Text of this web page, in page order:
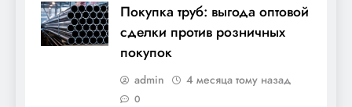
Покупка труб: выгода оптовой
сделки против розничных
покупок
admin 4 месяца тому назад
0